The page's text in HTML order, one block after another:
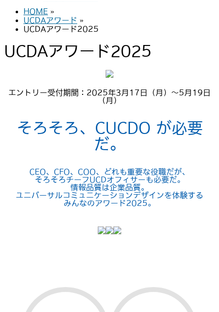
HOME »
UCDAアワード »
UCDAアワード2025
UCDAアワード2025
エントリー受付期間：2025年3月17日（月）～5月19日
（月）
そろそろ、CUCDO が必要
だ。
CEO、CFO、COO、どれも重要な役職だが、
そろそろチーフUCDオフィサーも必要だ。
情報品質は企業品質。
ユニバーサルコミュニケーションデザインを体験する
みんなのアワード2025。